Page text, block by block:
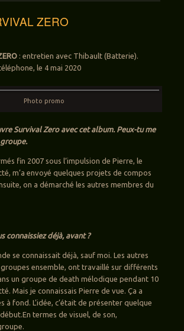
ZERO
: entretien avec Thibault (Batterie).
le 4 mai 2020
Photo promo
Survival Zero avec cet album. Peux-tu me
fin 2007 sous l’impulsion de Pierre, le
m’a envoyé quelques projets de compos
on a démarché les autres membres du
connaissiez déjà, avant ?
se connaissait déjà, sauf moi. Les autres
ensemble, ont travaillé sur différents
un groupe de death mélodique pendant 10
Mais je connaissais Pierre de vue. Ça a
à fond. L’idée, c’était de présenter quelque
termes de visuel, de son,